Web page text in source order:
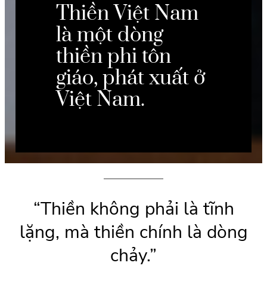
Thiền Việt Nam
là một dòng
thiền phi tôn
giáo, phát xuất ở
Việt Nam.
“Thiền không phải là tĩnh
lặng, mà thiền chính là dòng
chảy.”